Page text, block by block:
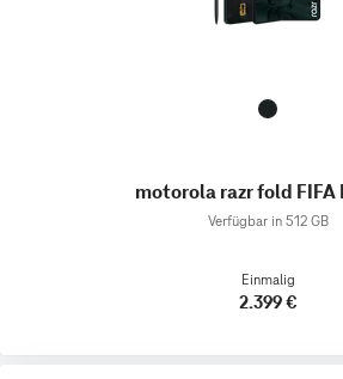
motorola razr fold FIFA
Verfügbar in 512 GB
Einmalig
2.399 €